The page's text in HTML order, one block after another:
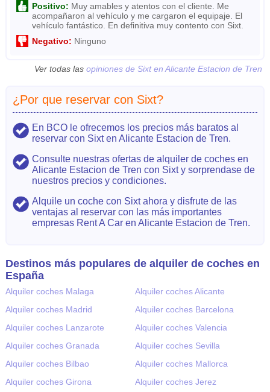
Positivo: Muy amables y atentos con el cliente. Me
acompañaron al vehículo y me cargaron el equipaje. El
vehículo fantástico. En definitiva muy contento con Sixt.
Negativo: Ninguno
Ver todas lasopiniones de Sixt en Alicante Estacion de Tren
¿Por que reservar con Sixt?
En BCO le ofrecemos los precios más baratos al
reservar con Sixt en Alicante Estacion de Tren.
Consulte nuestras ofertas de alquiler de coches en
Alicante Estacion de Tren con Sixt y sorprendase de
nuestros precios y condiciones.
Alquile un coche con Sixt ahora y disfrute de las
ventajas al reservar con las más importantes
empresas Rent A Car en Alicante Estacion de Tren.
Destinos más populares de alquiler de coches en
España
Alquiler coches Malaga
Alquiler coches Alicante
Alquiler coches Madrid
Alquiler coches Barcelona
Alquiler coches Lanzarote
Alquiler coches Valencia
Alquiler coches Granada
Alquiler coches Sevilla
Alquiler coches Bilbao
Alquiler coches Mallorca
Alquiler coches Girona
Alquiler coches Jerez